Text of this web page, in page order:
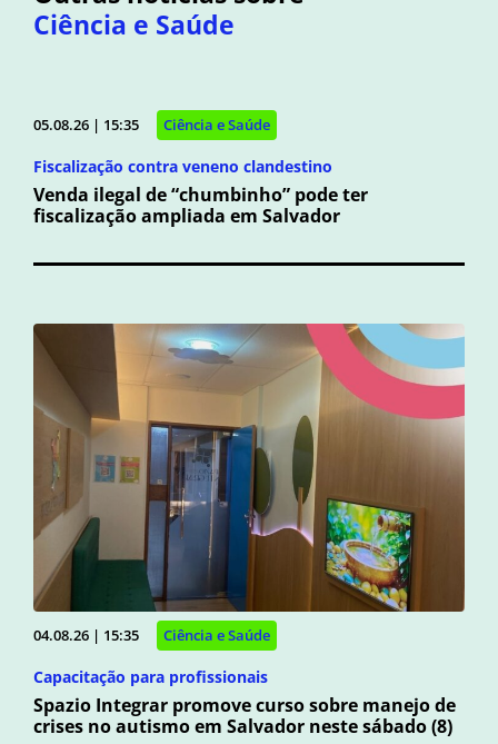
Ciência e Saúde
05.08.26 | 15:35 Ciência e Saúde
Fiscalização contra veneno clandestino
Venda ilegal de “chumbinho” pode ter
fiscalização ampliada em Salvador
04.08.26 | 15:35 Ciência e Saúde
Capacitação para profissionais
Spazio Integrar promove curso sobre manejo de
crises no autismo em Salvador neste sábado (8)